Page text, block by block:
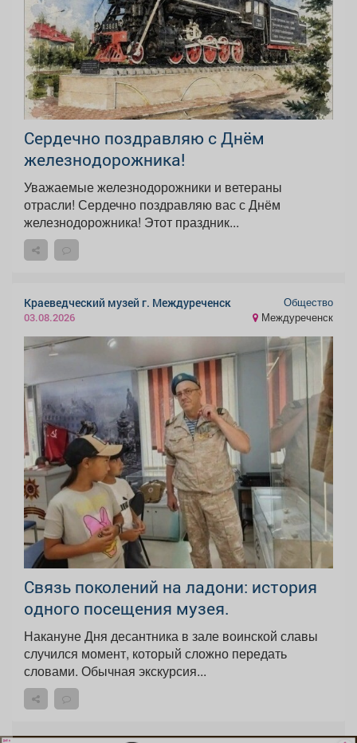
Сердечно поздравляю с Днём
железнодорожника!
Уважаемые железнодорожники и ветераны
отрасли! Сердечно поздравляю вас с Днём
железнодорожника! Этот праздник...
Краеведческий музей г. Междуреченск
03.08.2026
Общество
Междуреченск
Связь поколений на ладони: история
одного посещения музея.
Накануне Дня десантника в зале воинской славы
случился момент, который сложно передать
словами. Обычная экскурсия...